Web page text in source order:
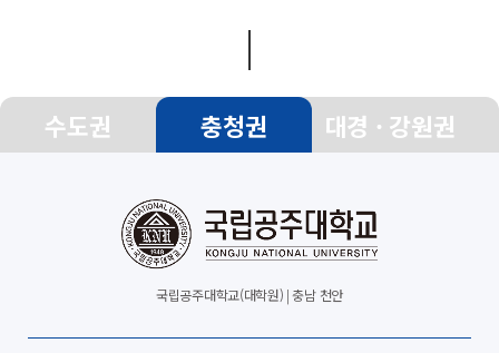
수도권 충청권 대경 · 강원권
국립공주대학교(대학원) | 충남 천안